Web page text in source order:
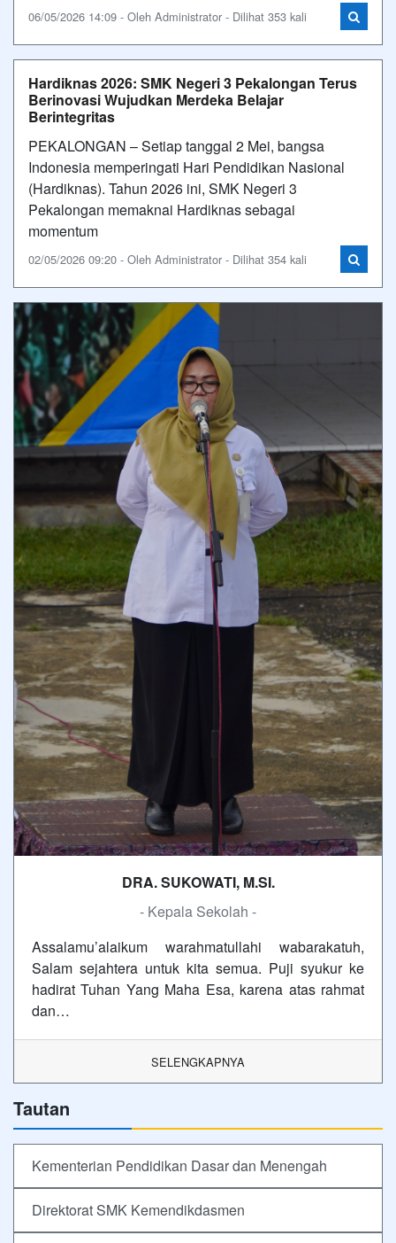
06/05/2026 14:09 - Oleh Administrator - Dilihat 353 kali
Hardiknas 2026: SMK Negeri 3 Pekalongan Terus
Berinovasi Wujudkan Merdeka Belajar
Berintegritas
PEKALONGAN – Setiap tanggal 2 Mei, bangsa
Indonesia memperingati Hari Pendidikan Nasional
(Hardiknas). Tahun 2026 ini, SMK Negeri 3
Pekalongan memaknai Hardiknas sebagai
momentum
02/05/2026 09:20 - Oleh Administrator - Dilihat 354 kali
DRA. SUKOWATI, M.SI.
- Kepala Sekolah -
Assalamu’alaikum warahmatullahi wabarakatuh,
Salam sejahtera untuk kita semua. Puji syukur ke
hadirat Tuhan Yang Maha Esa, karena atas rahmat
dan…
SELENGKAPNYA
Tautan
Kementerian Pendidikan Dasar dan Menengah
Direktorat SMK Kemendikdasmen